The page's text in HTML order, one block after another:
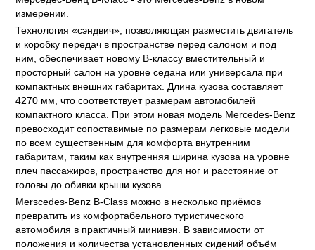
измерении.
Технология «сэндвич», позволяющая разместить двигатель
и коробку передач в пространстве перед салоном и под
ним, обеспечивает новому В-классу вместительный и
просторный салон на уровне седана или универсала при
компактных внешних габаритах. Длина кузова составляет
4270 мм, что соответствует размерам автомобилей
компактного класса. При этом новая модель Mercedes-Benz
превосходит сопоставимые по размерам легковые модели
по всем существенным для комфорта внутренним
габаритам, таким как внутренняя ширина кузова на уровне
плеч пассажиров, пространство для ног и расстояние от
головы до обивки крыши кузова.
Merscedes-Benz В-Class можно в несколько приёмов
превратить из комфортабельного туристического
автомобиля в практичный минивэн. В зависимости от
положения и количества установленных сидений объём